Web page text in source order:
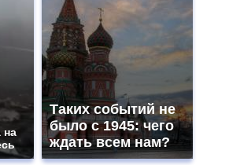
на
Таких событий не
было с 1945: чего
ждать всем нам?